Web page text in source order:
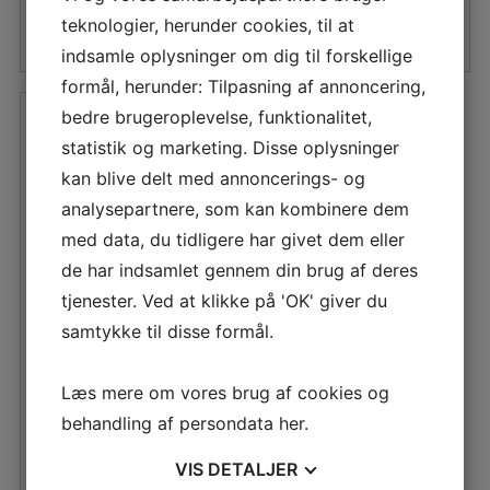
pris
595,00 DKK.
pris
535,50 DKK.
LÆS MERE
SUZUKI ORIGINAL
PROPEL 3X7-1/2×5-
Den
509,63DKK Den
teknologier, herunder cookies, til at
indsamle oplysninger om dig til forskellige
formål, herunder: Tilpasning af annoncering,
bedre brugeroplevelse, funktionalitet,
statistik og marketing. Disse oplysninger
kan blive delt med annoncerings- og
analysepartnere, som kan kombinere dem
med data, du tidligere har givet dem eller
de har indsamlet gennem din brug af deres
tjenester. Ved at klikke på 'OK' giver du
samtykke til disse formål.
Læs mere om vores brug af cookies og
behandling af persondata her.
VIS DETALJER